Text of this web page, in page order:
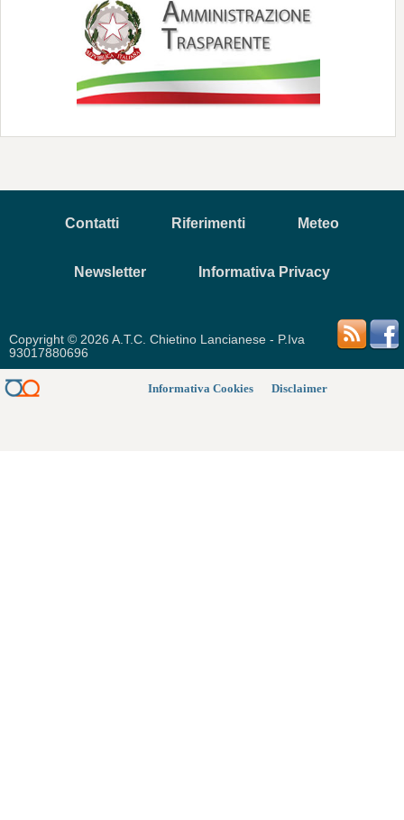
Contatti Riferimenti Meteo
Newsletter Informativa Privacy
Copyright © 2026 A.T.C. Chietino Lancianese - P.Iva
93017880696
Disclaimer
Informativa Cookies